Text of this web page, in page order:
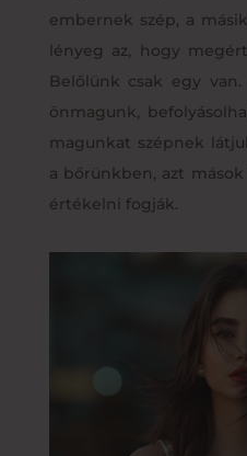
embernek szép, a
lényeg az, hogy
Belőlünk csak egy
önmagunk,
magunkat szépnek
a bőrünkben, azt
értékelni fogják.